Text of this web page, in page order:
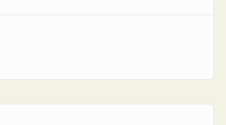
industrial | Soluciones de red